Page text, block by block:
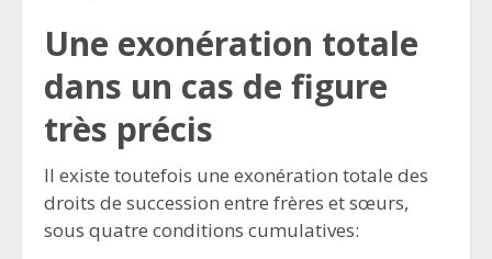
Une exonération totale
dans un cas de figure
très précis
Il existe toutefois une exonération totale des
droits de succession entre frères et sœurs,
sous quatre conditions cumulatives: